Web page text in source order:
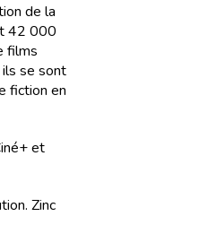
de la
42 000
films
se sont
fiction en
et
Zinc